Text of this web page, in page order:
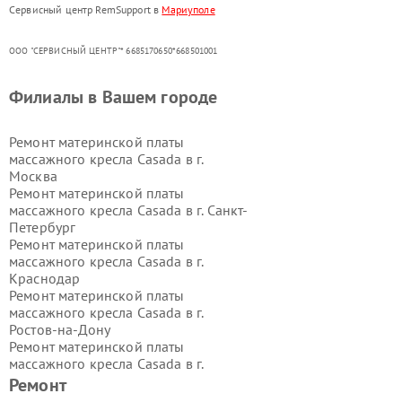
Сервисный центр RemSupport в Мариуполе
ООО "СЕРВИСНЫЙ ЦЕНТР"* 6685170650*668501001
Ремонт
Филиалы в Вашем городе
Ремонт материнской платы
массажного кресла Casada в г.
Москва
Ремонт материнской платы
массажного кресла Casada в г. Санкт-
Петербург
Ремонт материнской платы
массажного кресла Casada в г.
Краснодар
Ремонт материнской платы
массажного кресла Casada в г.
Ростов-на-Дону
Ремонт материнской платы
массажного кресла Casada в г.
Нижний Новгород